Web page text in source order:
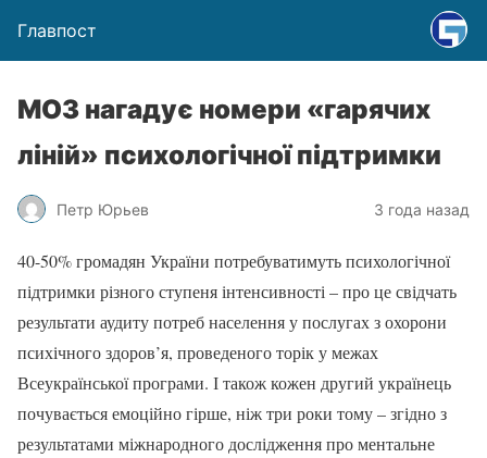
Главпост
МОЗ нагадує номери «гарячих
ліній» психологічної підтримки
Петр Юрьев 3 года назад
40-50% громадян України потребуватимуть психологічної
підтримки різного ступеня інтенсивності – про це свідчать
результати аудиту потреб населення у послугах з охорони
психічного здоров’я, проведеного торік у межах
Всеукраїнської програми. І також кожен другий українець
почувається емоційно гірше, ніж три роки тому – згідно з
результатами міжнародного дослідження про ментальне